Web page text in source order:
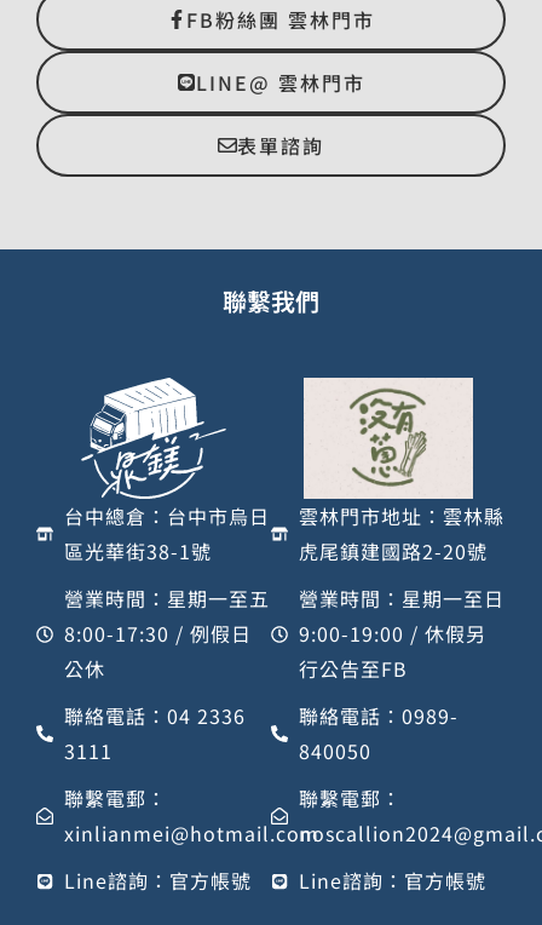
FB粉絲團 雲林門市
LINE@ 雲林門市
表單諮詢
聯繫我們
台中總倉：台中市烏日
區光華街38-1號
營業時間：星期一至五
8:00-17:30 / 例假日
公休
聯絡電話：04 2336
3111
聯繫電郵：
xinlianmei@hotmail.com
Line諮詢：官方帳號
雲林門市地址：雲林縣
虎尾鎮建國路2-20號
營業時間：星期一至日
9:00-19:00 / 休假另
行公告至FB
聯絡電話：0989-
840050
聯繫電郵：
Line諮詢：官方帳號